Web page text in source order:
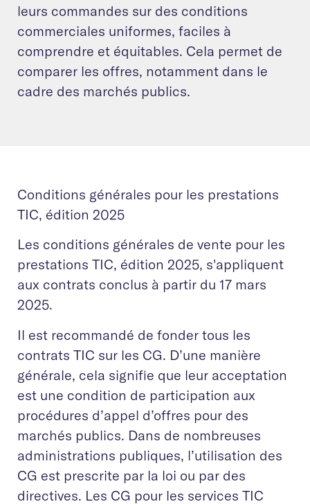
leurs commandes sur des conditions
commerciales uniformes, faciles à
comprendre et équitables. Cela permet de
comparer les offres, notamment dans le
cadre des marchés publics.
Conditions générales pour les prestations
TIC, édition 2025
Les conditions générales de vente pour les
prestations TIC, édition 2025, s'appliquent
aux contrats conclus à partir du 17 mars
2025.
Il est recommandé de fonder tous les
contrats TIC sur les CG. D’une manière
générale, cela signifie que leur acceptation
est une condition de participation aux
procédures d’appel d’offres pour des
marchés publics. Dans de nombreuses
administrations publiques, l’utilisation des
CG est prescrite par la loi ou par des
directives. Les CG pour les services TIC